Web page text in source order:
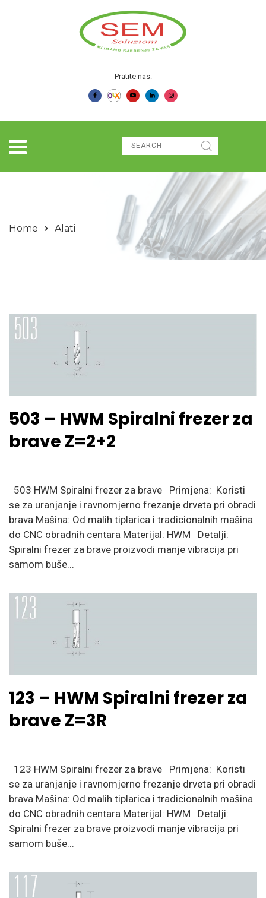
Pratite nas:
Home Alati
503 – HWM Spiralni frezer za
brave Z=2+2
503 HWM Spiralni frezer za brave Primjena: Koristi
se za uranjanje i ravnomjerno frezanje drveta pri obradi
brava Mašina: Od malih tiplarica i tradicionalnih mašina
do CNC obradnih centara Materijal: HWM Detalji:
Spiralni frezer za brave proizvodi manje vibracija pri
samom buše...
123 – HWM Spiralni frezer za
brave Z=3R
123 HWM Spiralni frezer za brave Primjena: Koristi
se za uranjanje i ravnomjerno frezanje drveta pri obradi
brava Mašina: Od malih tiplarica i tradicionalnih mašina
do CNC obradnih centara Materijal: HWM Detalji:
Spiralni frezer za brave proizvodi manje vibracija pri
samom buše...